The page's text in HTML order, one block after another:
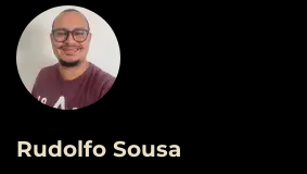
Rudolfo Sousa